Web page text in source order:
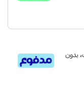
4 وحتى 6 دفعات، بدون